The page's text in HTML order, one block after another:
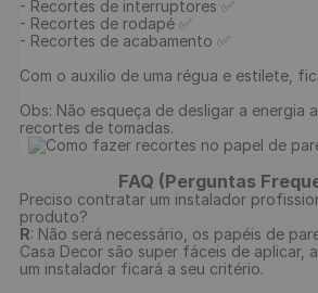
- Recortes de interruptores ✅
- Recortes de rodapé ✅
- Recortes de acabamento ✅
Com o auxilio de uma régua e estilete,
Obs: Não esqueça de desligar a energia
recortes de tomadas.
FAQ (Perguntas
Preciso contratar um instalador
produto?
R: Não será necessário, os papéis de
Casa Decor são super fáceis de aplicar,
um instalador ficará a seu critério.